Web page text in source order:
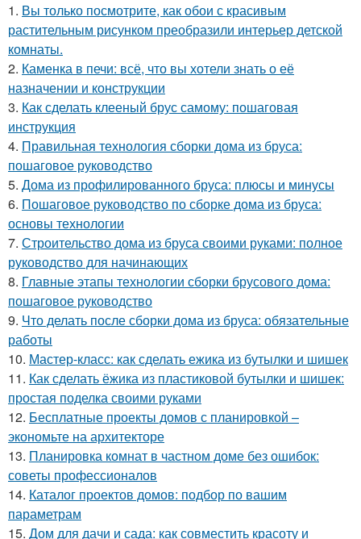
1. Вы только посмотрите, как обои с красивым
растительным рисунком преобразили интерьер детской
комнаты.
2. Каменка в печи: всё, что вы хотели знать о её
назначении и конструкции
3. Как сделать клееный брус самому: пошаговая
инструкция
4. Правильная технология сборки дома из бруса:
пошаговое руководство
5. Дома из профилированного бруса: плюсы и минусы
6. Пошаговое руководство по сборке дома из бруса:
основы технологии
7. Строительство дома из бруса своими руками: полное
руководство для начинающих
8. Главные этапы технологии сборки брусового дома:
пошаговое руководство
9. Что делать после сборки дома из бруса: обязательные
работы
10. Мастер-класс: как сделать ежика из бутылки и шишек
11. Как сделать ёжика из пластиковой бутылки и шишек:
простая поделка своими руками
12. Бесплатные проекты домов с планировкой –
экономьте на архитекторе
13. Планировка комнат в частном доме без ошибок:
советы профессионалов
14. Каталог проектов домов: подбор по вашим
параметрам
15. Дом для дачи и сада: как совместить красоту и